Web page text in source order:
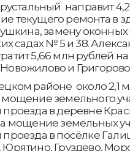
направит
текущего ремонта в
замену
садах № 5 и 38.
5,66 млн рублей
и
районе около 2,1
мощение земельного
в деревне
мощение земельных
проезда в посёлке
Юрятино, Груздево,